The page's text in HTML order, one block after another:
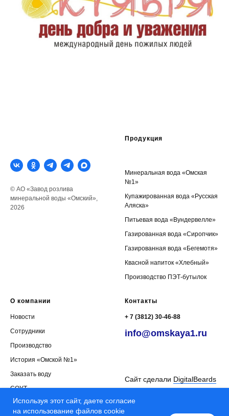
© АО «Завод розлива
минеральной воды «Омский»,
2026
Продукция
Минеральная вода «Омская
№1»
Купажированная вода «Русская
Аляска»
Питьевая вода «Вундервелле»
Газированная вода «Сиропчик»
Газированная вода «Бегемотя»
Квасной напиток «Хлебный»
Производство ПЭТ-бутылок
О компании
Новости
Сотрудники
Производство
История «Омской №1»
Заказать воду
СОУТ
Контакты
+ 7 (3812) 30-46-88
info@omskaya1.ru
Сайт сделали DigitalBeards
Используя этот сайт, даете согласие
на использование файлов cookie